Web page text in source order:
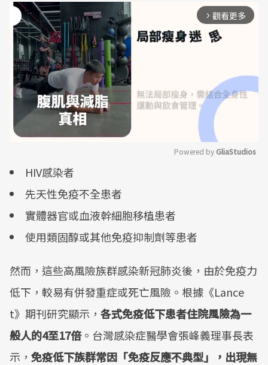
arrow_forward_ios 觀看更多
Powered by GliaStudios
HIV感染者
先天性免疫不全患者
實體器官或血液幹細胞移植患者
使用類固醇或其他免疫抑制劑等患者
然而，這些高風險族群感染新冠肺炎後，由於免疫力
低下，較易有併發重症或死亡風險。根據《Lance
t》期刊研究顯示， 各式免疫低下患者住院風險為一
般人的4至17倍。台灣感染症醫學會張峰義理事長表
示， 免疫低下族群常因「免疫反應不典型」，出現無